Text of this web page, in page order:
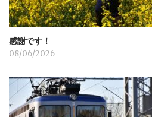
感謝です！
08/06/2026